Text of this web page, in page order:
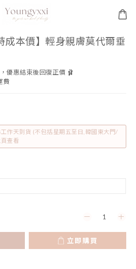
成本價】輕身親膚莫代爾垂
優惠結束後回復正價 🩰
費
作天到貨 (不包括星期五至日,韓國東大門/
查看
立即購買